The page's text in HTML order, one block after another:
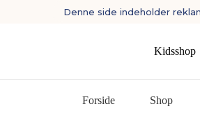
Denne side indeholder
Kidsshop
Forside Shop